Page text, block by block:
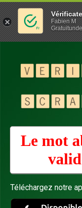
Le mot
Téléchargez notre
Fabien M